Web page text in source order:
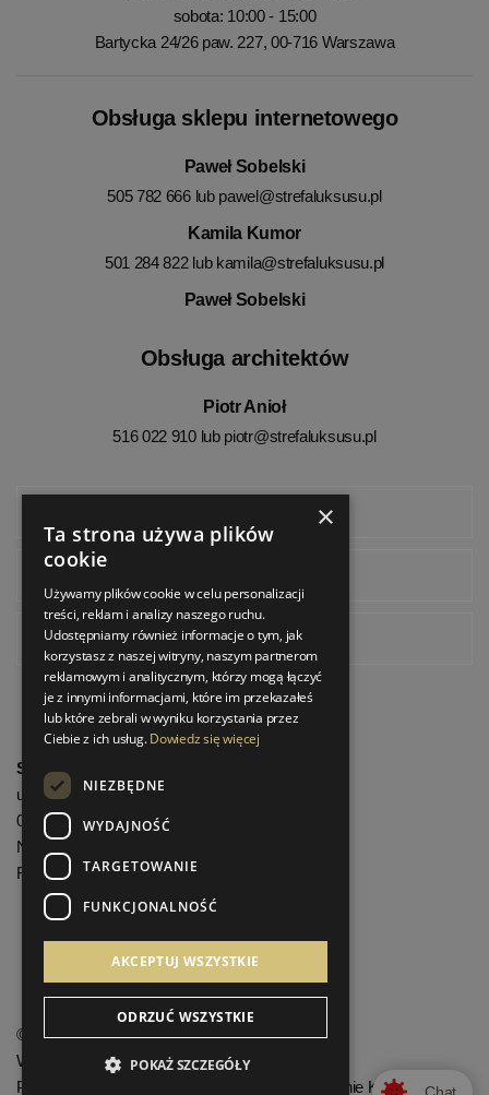
sobota: 10:00 - 15:00
Bartycka 24/26 paw. 227, 00-716 Warszawa
Obsługa sklepu internetowego
Paweł Sobelski
505 782 666 lub pawel@strefaluksusu.pl
Kamila Kumor
501 284 822 lub kamila@strefaluksusu.pl
Paweł Sobelski
Obsługa architektów
Piotr Anioł
516 022 910 lub piotr@strefaluksusu.pl
Pinterest
StrefaLuksusu.pl
ul. Bartycka 24/26 Pawilon 227
00-716 Warszawa
NIP: 8251972213
REGON: 06035139
Menu informacyjne
©
StrefaLuksusu.pl
Wszelkie prawa zastrzeżone
Projekt graficzny KQSDesign.pl
Oprogramowanie KQS.store
×
Ta strona używa plików
cookie
Używamy plików cookie w celu personalizacji
treści, reklam i analizy naszego ruchu.
Udostępniamy również informacje o tym, jak
korzystasz z naszej witryny, naszym partnerom
reklamowym i analitycznym, którzy mogą łączyć
je z innymi informacjami, które im przekazałeś
lub które zebrali w wyniku korzystania przez
Ciebie z ich usług.Dowiedz się więcej
NIEZBĘDNE
WYDAJNOŚĆ
TARGETOWANIE
FUNKCJONALNOŚĆ
AKCEPTUJ WSZYSTKIE
ODRZUĆ WSZYSTKIE
POKAŻ SZCZEGÓŁY